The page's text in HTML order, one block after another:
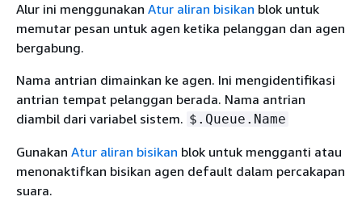
Alur ini menggunakan Atur aliran bisikan blok untuk
memutar pesan untuk agen ketika pelanggan dan agen
bergabung.
Nama antrian dimainkan ke agen. Ini mengidentifikasi
antrian tempat pelanggan berada. Nama antrian
diambil dari variabel sistem. $.Queue.Name
Gunakan Atur aliran bisikan blok untuk mengganti atau
menonaktifkan bisikan agen default dalam percakapan
suara.